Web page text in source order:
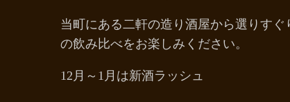
当町にある二軒の造り酒屋から選りす
の飲み比べをお楽しみください。
12月～1月は新酒ラッシュ